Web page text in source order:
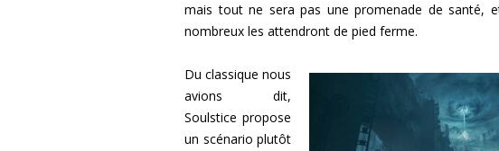
mais tout ne sera pas une promenade de santé,
nombreux les attendront de pied ferme.
Du classique nous
avions dit,
Soulstice propose
un scénario plutôt